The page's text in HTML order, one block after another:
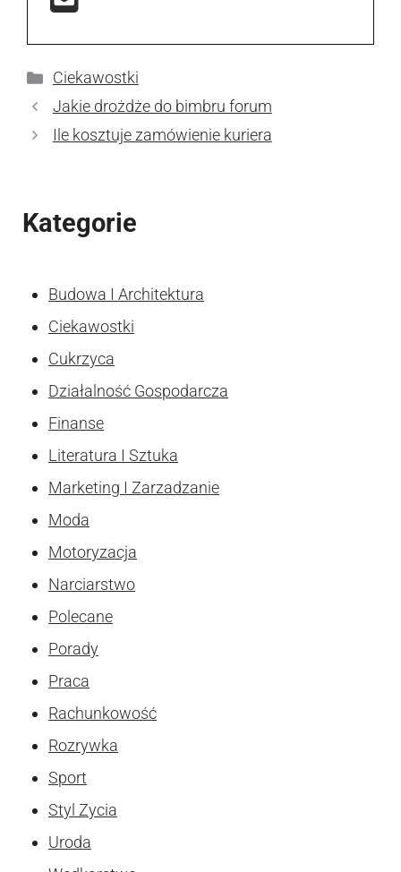
Kategorie
Ciekawostki
Jakie drożdże do bimbru forum
Ile kosztuje zamówienie kuriera
Kategorie
Budowa I Architektura
Ciekawostki
Cukrzyca
Działalność Gospodarcza
Finanse
Literatura I Sztuka
Marketing I Zarzadzanie
Moda
Motoryzacja
Narciarstwo
Polecane
Porady
Praca
Rachunkowość
Rozrywka
Sport
Styl Zycia
Uroda